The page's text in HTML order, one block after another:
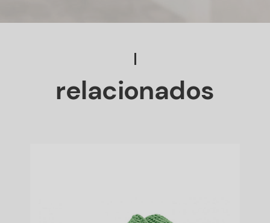
relacionados